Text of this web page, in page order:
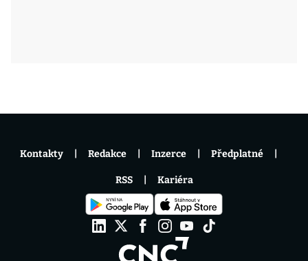
Kontakty Redakce Inzerce Předplatné
RSS Kariéra